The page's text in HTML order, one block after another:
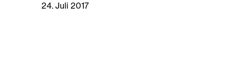
24. Juli 2017